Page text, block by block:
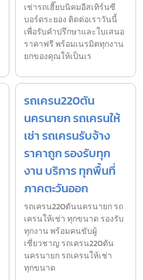
เช่ารถเฮี๊ยบนิคมอีสเทิร์นซี
บอร์ดระยอง ติดต่อเราวันนี้
เพื่อรับคำปรึกษาและใบเสนอ
ราคาฟรี พร้อมเนรมิตทุกงาน
ยกของคุณให้เป็นเร
รถเครน220ตัน
นครนายก รถเครนให้
เช่า รถเครนรับจ้าง
ราคาถูก รองรับทุก
งาน บริการ ทุกพื้นที่
ภาคตะวันออก
รถเครน220ตันนครนายก รถ
เครนให้เช่า ทุกขนาด รองรับ
ทุกงาน พร้อมคนขับผู้
เชี่ยวชาญ รถเครน220ตัน
นครนายก รถเครนให้เช่า
ทุกขนาด